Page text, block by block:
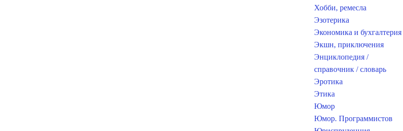
Хобби, ремесла
Эзотерика
Экономика и бухгалтерия
Экшн, приключения
Энциклопедия /
справочник / словарь
Эротика
Этика
Юмор
Юмор. Программистов